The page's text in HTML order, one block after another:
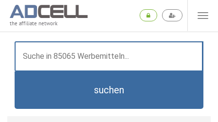
the affiliate network
suchen